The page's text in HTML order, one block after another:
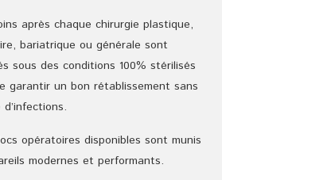
après chaque chirurgie plastique,
bariatrique ou générale sont
sous des conditions 100% stérilisés
garantir un bon rétablissement sans
d’infections.
opératoires disponibles sont munis
modernes et performants.